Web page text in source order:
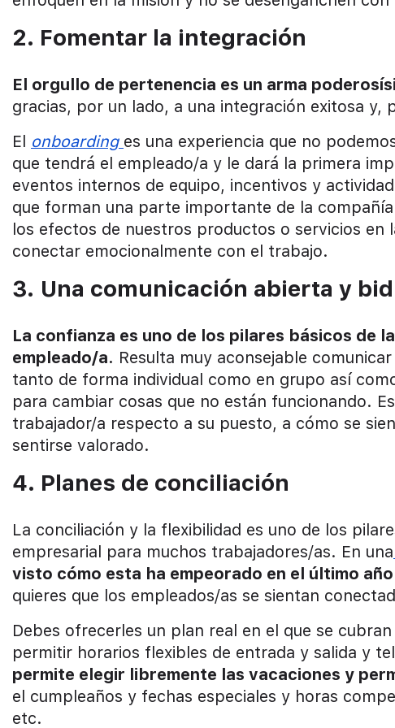
2. Fomentar la integración
El orgullo de pertenencia es un arma
gracias, por un lado, a una integración exitosa
El onboarding es una experiencia que no
que tendrá el empleado/a y le dará la primera
eventos internos de equipo, incentivos y
que forman una parte importante de la
los efectos de nuestros productos o servicios en
conectar emocionalmente con el trabajo.
3. Una comunicación abierta y
La confianza es uno de los pilares básicos de
empleado/a. Resulta muy aconsejable
tanto de forma individual como en grupo así
para cambiar cosas que no están funcionando.
trabajador/a respecto a su puesto, a cómo se
sentirse valorado.
4. Planes de conciliación
La conciliación y la flexibilidad es uno de los
empresarial para muchos trabajadores/as. En una
visto cómo esta ha empeorado en el último
quieres que los empleados/as se sientan
Debes ofrecerles un plan real en el que se
permitir horarios flexibles de entrada y salida y
permite elegir libremente las vacaciones y
el cumpleaños y fechas especiales y horas
etc.